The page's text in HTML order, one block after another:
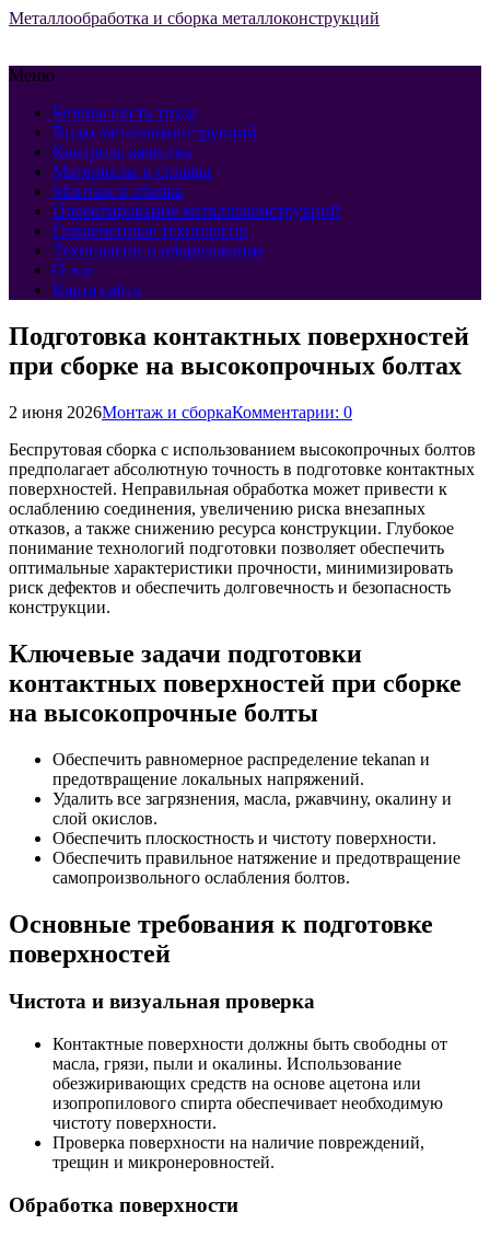
Металлообработка и сборка металлоконструкций
Меню
Безопасность труда
Виды металлоконструкций
Контроль качества
Материалы и сплавы
Монтаж и сборка
Проектирование металлоконструкций
Современные технологии
Технологии и оборудование
О нас
Карта сайта
Подготовка контактных поверхностей
при сборке на высокопрочных болтах
2 июня 2026Монтаж и сборкаКомментарии: 0
Беспрутовая сборка с использованием высокопрочных болтов
предполагает абсолютную точность в подготовке контактных
поверхностей. Неправильная обработка может привести к
ослаблению соединения, увеличению риска внезапных
отказов, а также снижению ресурса конструкции. Глубокое
понимание технологий подготовки позволяет обеспечить
оптимальные характеристики прочности, минимизировать
риск дефектов и обеспечить долговечность и безопасность
конструкции.
Ключевые задачи подготовки
контактных поверхностей при сборке
на высокопрочные болты
Обеспечить равномерное распределение tekanan и
предотвращение локальных напряжений.
Удалить все загрязнения, масла, ржавчину, окалину и
слой окислов.
Обеспечить плоскостность и чистоту поверхности.
Обеспечить правильное натяжение и предотвращение
самопроизвольного ослабления болтов.
Основные требования к подготовке
поверхностей
Чистота и визуальная проверка
Контактные поверхности должны быть свободны от
масла, грязи, пыли и окалины. Использование
обезжиривающих средств на основе ацетона или
изопропилового спирта обеспечивает необходимую
чистоту поверхности.
Проверка поверхности на наличие повреждений,
трещин и микронеровностей.
Обработка поверхности